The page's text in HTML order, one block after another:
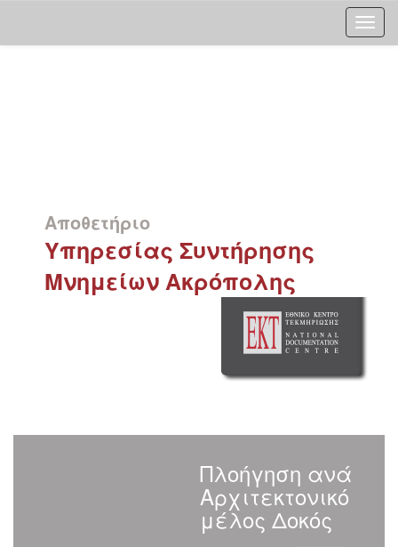
Αποθετήριο
Υπηρεσίας Συντήρησης
Μνημείων Ακρόπολης
Πλοήγηση ανά
Αρχιτεκτονικό
μέλος Δοκός